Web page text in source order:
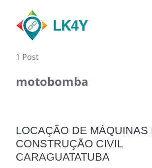
content
1 Post
motobomba
LOCAÇÃO DE MÁQUINAS
CONSTRUÇÃO CIVIL
CARAGUATATUBA